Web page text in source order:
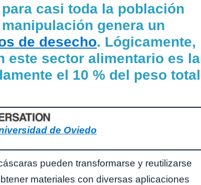
casi toda la población
genera un
de desecho. Lógicamente,
este sector alimentario es la
el 10 % del peso total
de Oviedo
pueden transformarse y reutilizarse
materiales con diversas aplicaciones